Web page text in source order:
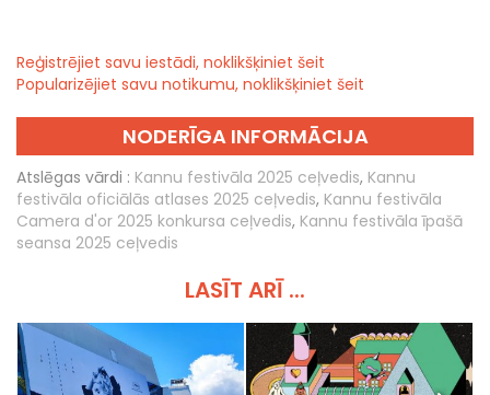
Reģistrējiet savu iestādi, noklikšķiniet šeit
Popularizējiet savu notikumu, noklikšķiniet šeit
NODERĪGA INFORMĀCIJA
Atslēgas vārdi : Kannu festivāla 2025 ceļvedis, Kannu
festivāla oficiālās atlases 2025 ceļvedis, Kannu festivāla
Camera d'or 2025 konkursa ceļvedis, Kannu festivāla īpašā
seansa 2025 ceļvedis
LASĪT ARĪ ...